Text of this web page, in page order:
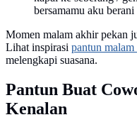
bersamamu aku
Momen malam akhir pekan
Lihat inspirasi pantun
melengkapi suasana.
Pantun Buat
Kenalan